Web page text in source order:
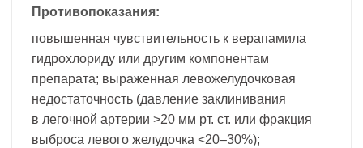
Противопоказания:
повышенная чувствительность к верапамила
гидрохлориду или другим компонентам
препарата; выраженная левожелудочковая
недостаточность (давление заклинивания
в легочной артерии >20 мм рт. ст. или фракция
выброса левого желудочка <20–30%);